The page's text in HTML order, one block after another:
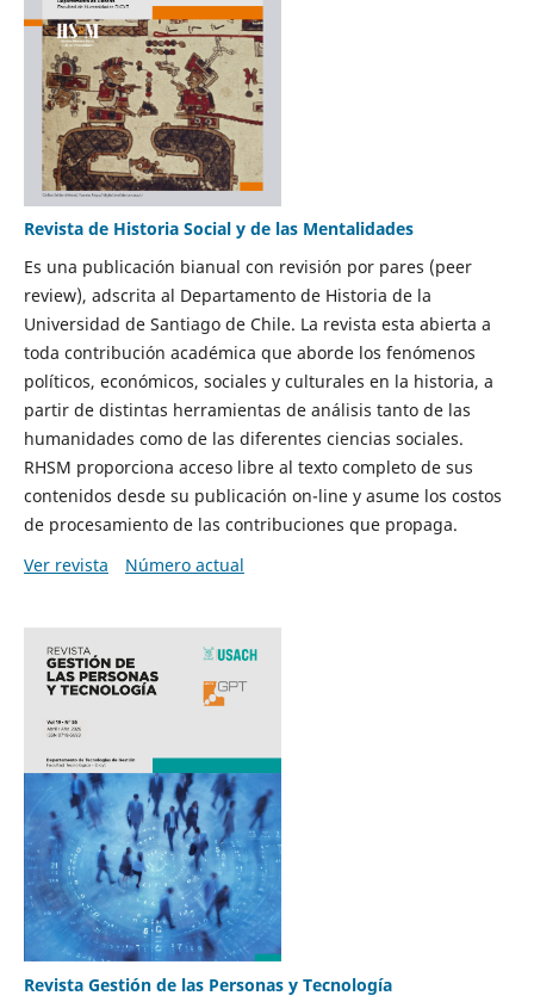
Revista de Historia Social y de las Mentalidades
Es una publicación bianual con revisión por pares (peer
review), adscrita al Departamento de Historia de la
Universidad de Santiago de Chile. La revista esta abierta a
toda contribución académica que aborde los fenómenos
políticos, económicos, sociales y culturales en la historia, a
partir de distintas herramientas de análisis tanto de las
humanidades como de las diferentes ciencias sociales.
RHSM proporciona acceso libre al texto completo de sus
contenidos desde su publicación on-line y asume los costos
de procesamiento de las contribuciones que propaga.
Ver revista
Número actual
Revista Gestión de las Personas y Tecnología